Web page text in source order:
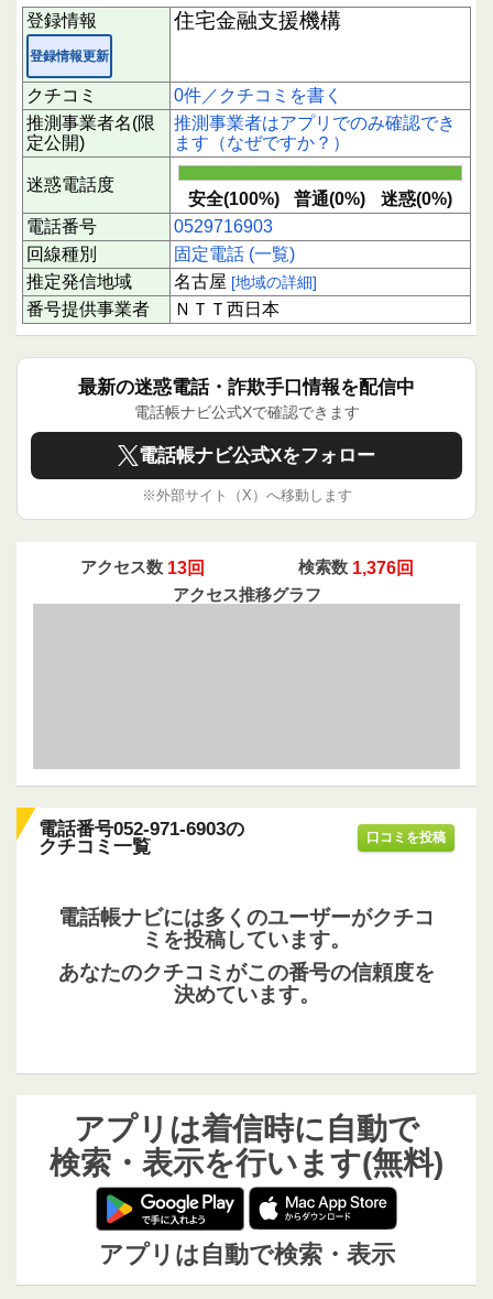
すが、現状では信頼できる機関からの連絡と考え
られます。応答の際は、個人情報の取り扱いに注
意し、心当たりのある内容かどうかを確認するこ
とをおすすめします。
下にスクロールすると実際に電話に応答された方
のクチコミを読むことができます。
もしこの番号からの着信に関して気になる点や体
験があれば、ぜひクチコミを投稿してください。
あなたの1回のアクションが誰かを守る大切な情
報共有につながります。
登録情報
登録情報更新
住宅金融支援機構
クチコミ
0件／クチコミを書く
推測事業者名(限
定公開)
推測事業者はアプリでのみ確認でき
ます（なぜですか？）
迷惑電話度
安全(100%) 普通(0%)
迷惑(0%)
電話番号
0529716903
回線種別
固定電話 (一覧)
推定発信地域
名古屋 [地域の詳細]
番号提供事業者 ＮＴＴ西日本
最新の迷惑電話・詐欺手口情報を配信中
電話帳ナビ公式Xで確認できます
電話帳ナビ公式Xをフォロー
※外部サイト（X）へ移動します
アクセス数 13回 検索数 1,376回
アクセス推移グラフ
電話番号052-971-6903の
クチコミ一覧
口コミを投稿
電話帳ナビには多くのユーザーがクチコ
ミを投稿しています。
あなたのクチコミがこの番号の信頼度を
決めています。
アプリは着信時に自動で
検索・表示を行います(無料)
アプリは自動で検索・表示